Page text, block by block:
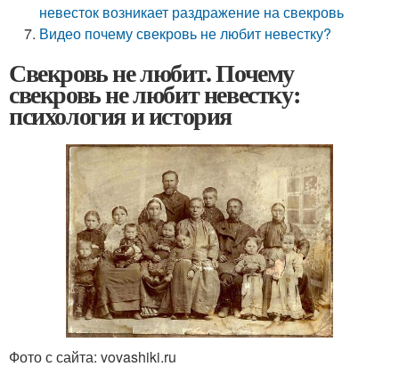
невесток возникает раздражение на свекровь
Видео почему свекровь не любит невестку?
Свекровь не любит. Почему
свекровь не любит невестку:
психология и история
Фото с сайта: vovashiki.ru